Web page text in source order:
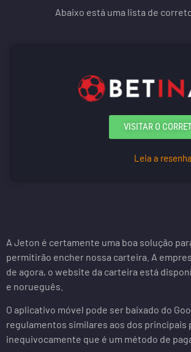
Abaixo está uma lista de
VISITAR O
Leia a resenha
A Jeton é certamente uma boa solução
permitirão encher nossa carteira. A
de agora, o website da carteira está
e norueguês.
O aplicativo móvel pode ser baixado do
regulamentos similares aos dos
inequivocamente que é um método de